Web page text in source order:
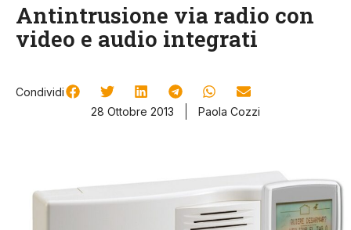
Antintrusione via radio con
video e audio integrati
Condividi
28 Ottobre 2013
Paola Cozzi